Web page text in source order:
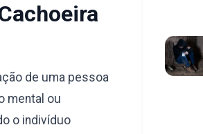
de uma pessoa
mental ou
o indivíduo